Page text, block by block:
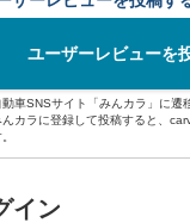
ユーザーレビューを
車SNSサイト「みんカラ」に遷
んカラに登録して投稿すると、
イン